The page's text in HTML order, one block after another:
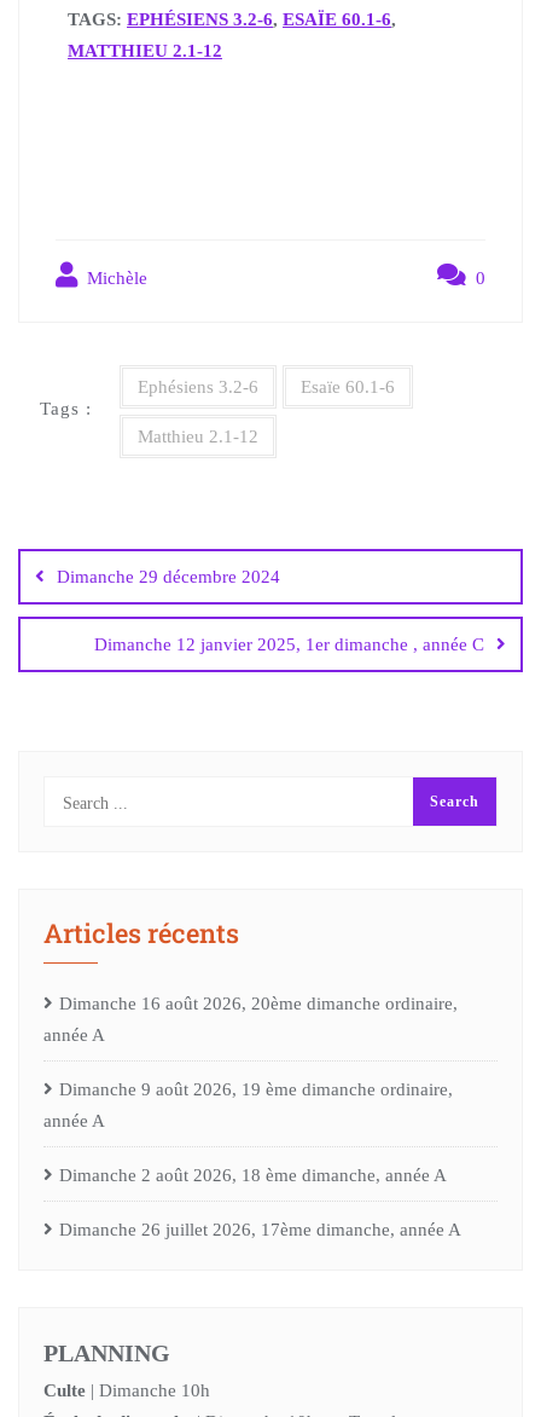
TAGS: EPHÉSIENS 3.2-6, ESAÏE 60.1-6,
MATTHIEU 2.1-12
Michèle 0
Tags :
Ephésiens 3.2-6 Esaïe 60.1-6
Matthieu 2.1-12
Dimanche 29 décembre 2024
Dimanche 12 janvier 2025, 1er dimanche , année C
Articles récents
Dimanche 16 août 2026, 20ème dimanche ordinaire,
année A
Dimanche 9 août 2026, 19 ème dimanche ordinaire,
année A
Dimanche 2 août 2026, 18 ème dimanche, année A
Dimanche 26 juillet 2026, 17ème dimanche, année A
PLANNING
Culte | Dimanche 10h